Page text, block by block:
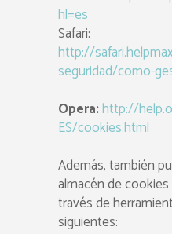
hl=es
Safari:
http://
seguridad/como-
Opera:http://
ES/cookies.html
Además, también
almacén de
través de
siguientes: